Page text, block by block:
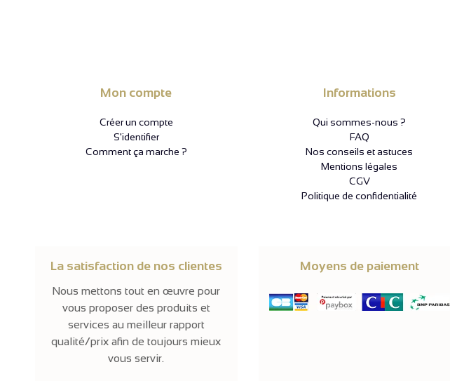
Mon compte
Créer un compte
S'identifier
Comment ça marche ?
Informations
Qui sommes-nous ?
FAQ
Nos conseils et astuces
Mentions légales
CGV
Politique de confidentialité
La satisfaction de nos clientes
Nous mettons tout en œuvre pour
vous proposer des produits et
services au meilleur rapport
qualité/prix afin de toujours mieux
vous servir.
Moyens de paiement